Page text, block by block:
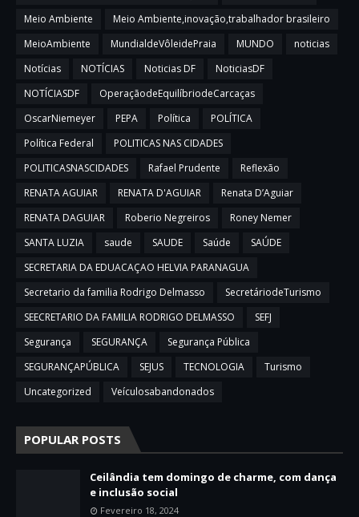
Meio Ambiente
Meio Ambiente,inovação,trabalhador brasileiro
MeioAmbiente
MundialdeVôleidePraia MUNDO
noticias
Notícias
NOTÍCIAS Noticias DF
NoticiasDF
NOTÍCIASDF
OperaçãodeEquilíbriodeCarcaças
OscarNiemeyer
PEPA Política
POLÍTICA
Política Federal
POLITICAS NAS CIDADES
POLITICASNASCIDADES
Rafael Prudente
Reflexão
RENATA AGUIAR
RENATA D'AGUIAR
Renata D’Aguiar
RENATA DAGUIAR
Roberio Negreiros
Roney Nemer
SANTA LUZIA
saude SAUDE Saúde
SAÚDE
SECRETARIA DA EDUACAÇAO HELVIA PARANAGUA
Secretario da familia Rodrigo Delmasso
SecretáriodeTurismo
SEECRETARIO DA FAMILIA RODRIGO DELMASSO
SEFJ
Segurança
SEGURANÇA
Segurança Pública
SEGURANÇAPÚBLICA
SEJUS TECNOLOGIA
Turismo
Uncategorized
Veículosabandonados
POPULAR POSTS
Ceilândia tem domingo de charme, com dança
e inclusão social
Fevereiro 18, 2024